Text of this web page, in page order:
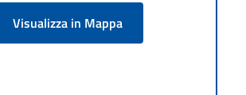
Visualizza in Mappa